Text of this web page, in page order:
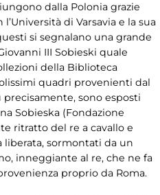
dalla Polonia grazie
di Varsavia e la sua
si segnalano una grande
III Sobieski quale
della Biblioteca
quadri provenienti dal
precisamente, sono esposti
Sobieska (Fondazione
ritratto del re a cavallo e
liberata, sormontati da un
inneggiante al re, che ne fa
proprio da Roma.